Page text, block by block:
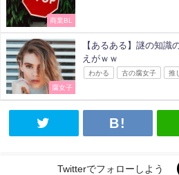
商業BL
腐女子
【あるある】謎の知識
えがｗｗ
わかる 古の腐女子 推し
Twitterでフォローしよう